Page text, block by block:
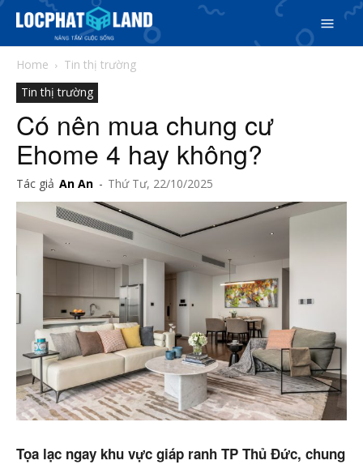
Search
Search
(5 Reviews)
Phiên bản cập nhật V3
& tìm kiếm nhanh chóng hơn
Trang chủ
Dự án
Mua bán
Cho thuê
Thị trường
Home
Tin thị trường
Tin thị trường
Có nên mua chung cư
Ehome 4 hay không?
Tác giả An An - Thứ Tư, 22/10/2025
Tọa lạc ngay khu vực giáp ranh TP Thủ Đức, chung